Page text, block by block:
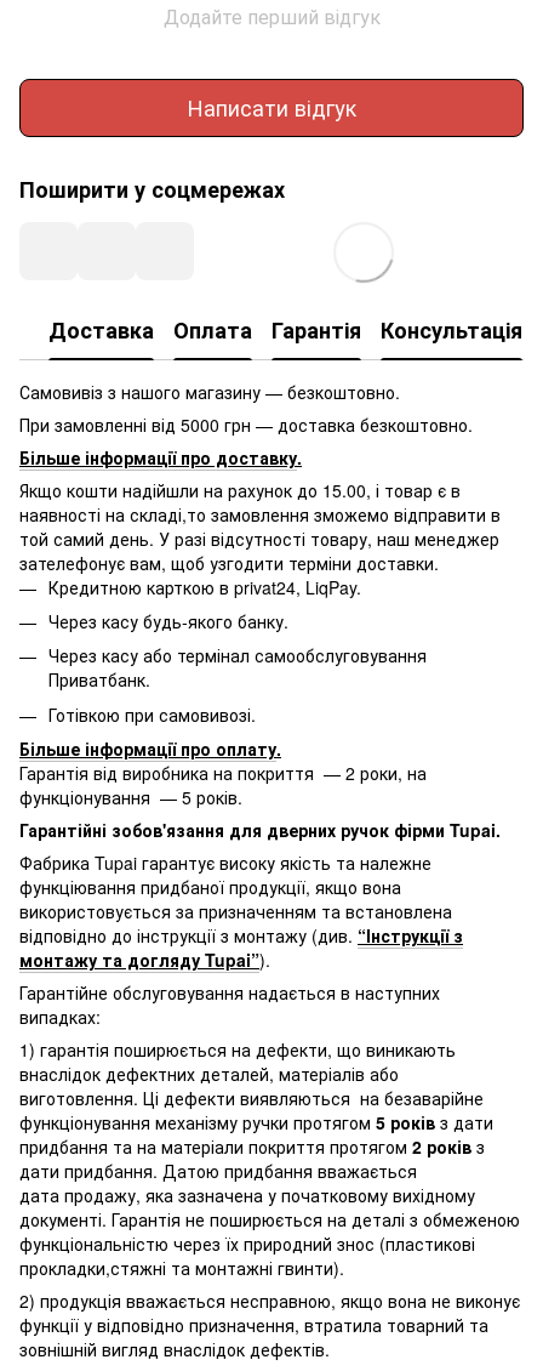
Додайте перший відгук
Написати відгук
Поширити у соцмережах
Доставка Оплата Гарантія Консультація
Самовивіз з нашого магазину — безкоштовно.
При замовленні від 5000 грн — доставка безкоштовно.
Більше інформації про доставку.
Якщо кошти надійшли на рахунок до 15.00, і товар є в
наявності на складі,то замовлення зможемо відправити в
той самий день. У разі відсутності товару, наш менеджер
зателефонує вам, щоб узгодити терміни доставки.
Кредитною карткою в privat24, LiqPay.
Через касу будь-якого банку.
Через касу або термінал самообслуговування
Приватбанк.
Готівкою при самовивозі.
Більше інформації про оплату.
Гарантія від виробника на покриття — 2 роки, на
функціонування — 5 років.
Гарантійні зобов'язання для дверних ручок фірми Tupai.
Фабрика Tupai гарантує високу якість та належне
функціювання придбаної продукції, якщо вона
використовується за призначенням та встановлена
відповідно до інструкції з монтажу (див. “Інструкції з
монтажу та догляду Tupai”).
Гарантійне обслуговування надається в наступних
випадках:
1) гарантія поширюється на дефекти, що виникають
внаслідок дефектних деталей, матеріалів або
виготовлення. Ці дефекти виявляються на безаварійне
функціонування механізму ручки протягом 5 років з дати
придбання та на матеріали покриття протягом 2 років з
дати придбання. Датою придбання вважається
дата продажу, яка зазначена у початковому вихідному
документі. Гарантія не поширюється на деталі з обмеженою
функціональністю через їх природний знос (пластикові
прокладки,стяжні та монтажні гвинти).
2) продукція вважається несправною, якщо вона не виконує
функції у відповідно призначення, втратила товарний та
зовнішній вигляд внаслідок дефектів.